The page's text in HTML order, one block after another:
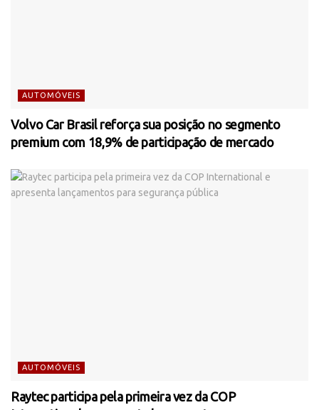
AUTOMÓVEIS
Volvo Car Brasil reforça sua posição no segmento
premium com 18,9% de participação de mercado
AUTOMÓVEIS
Raytec participa pela primeira vez da COP